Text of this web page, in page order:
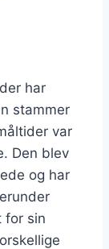
har
stammer
var
Den blev
og har
for sin